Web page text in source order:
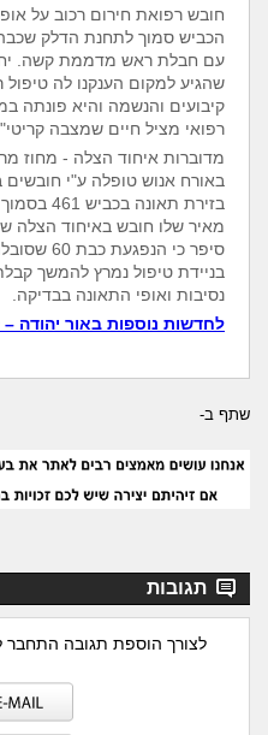
חובש רפואת חירום רכוב על
הכביש סמוך לתחנת
עם חבלת ראש מדממת קשה. יחד
שהגיע למקום הענקנו לה טיפול
קיבועים והנשמה והיא פונתה
רפואי מציל חיים שמצבה קריטי".
מדוברות איחוד הצלה - מחוז
באורח אנוש טופלה ע"י חובשים
בזירת תאונה בכביש 461 בסמוך לצומת הכניסה לאור יהודה
מאיר שלו חובש באיחוד הצלה
סיפר כי
בניידת טיפול נמרץ להמשך
נסיבות ואופי התאונה בבדיקה.
לחדשות נוספות באור יהודה –
שתף ב-
תגובות
לצורך הוספת תגובה